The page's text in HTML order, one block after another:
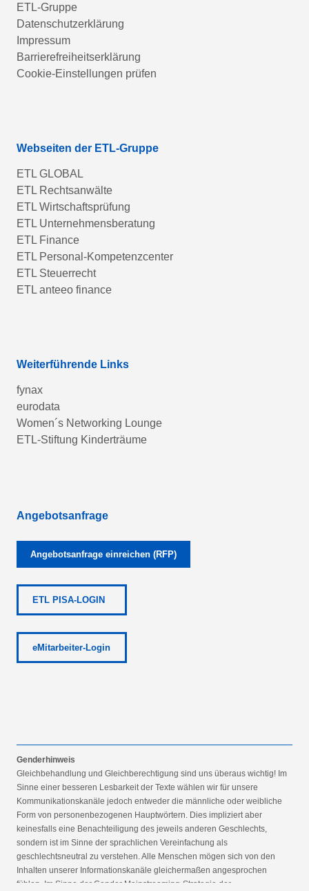
ETL-Gruppe
Datenschutzerklärung
Impressum
Barrierefreiheitserklärung
Cookie-Einstellungen prüfen
Webseiten der ETL-Gruppe
ETL GLOBAL
ETL Rechtsanwälte
ETL Wirtschaftsprüfung
ETL Unternehmensberatung
ETL Finance
ETL Personal-Kompetenzcenter
ETL Steuerrecht
ETL anteeo finance
Weiterführende Links
fynax
eurodata
Women´s Networking Lounge
ETL-Stiftung Kinderträume
Angebotsanfrage
Angebotsanfrage einreichen (RFP)
ETL PISA-LOGIN
eMitarbeiter-Login
Genderhinweis
Gleichbehandlung und Gleichberechtigung sind uns überaus wichtig! Im
Sinne einer besseren Lesbarkeit der Texte wählen wir für unsere
Kommunikationskanäle jedoch entweder die männliche oder weibliche
Form von personenbezogenen Hauptwörtern. Dies impliziert aber
keinesfalls eine Benachteiligung des jeweils anderen Geschlechts,
sondern ist im Sinne der sprachlichen Vereinfachung als
geschlechtsneutral zu verstehen. Alle Menschen mögen sich von den
Inhalten unserer Informationskanäle gleichermaßen angesprochen
fühlen. Im Sinne der Gender Mainstreaming-Strategie der